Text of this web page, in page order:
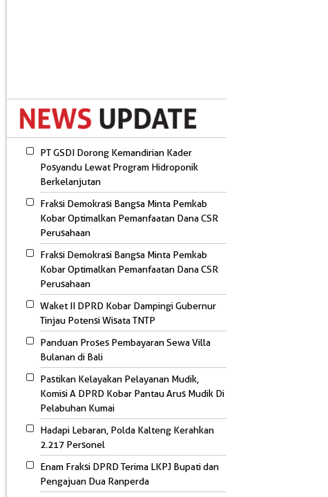
PT GSDI Dorong Kemandirian Kader
Posyandu Lewat Program Hidroponik
Berkelanjutan
Fraksi Demokrasi Bangsa Minta Pemkab
Kobar Optimalkan Pemanfaatan Dana CSR
Perusahaan
Fraksi Demokrasi Bangsa Minta Pemkab
Kobar Optimalkan Pemanfaatan Dana CSR
Perusahaan
Waket II DPRD Kobar Dampingi Gubernur
Tinjau Potensi Wisata TNTP
Panduan Proses Pembayaran Sewa Villa
Bulanan di Bali
Pastikan Kelayakan Pelayanan Mudik,
Komisi A DPRD Kobar Pantau Arus Mudik Di
Pelabuhan Kumai
Hadapi Lebaran, Polda Kalteng Kerahkan
2.217 Personel
Enam Fraksi DPRD Terima LKPJ Bupati dan
Pengajuan Dua Ranperda